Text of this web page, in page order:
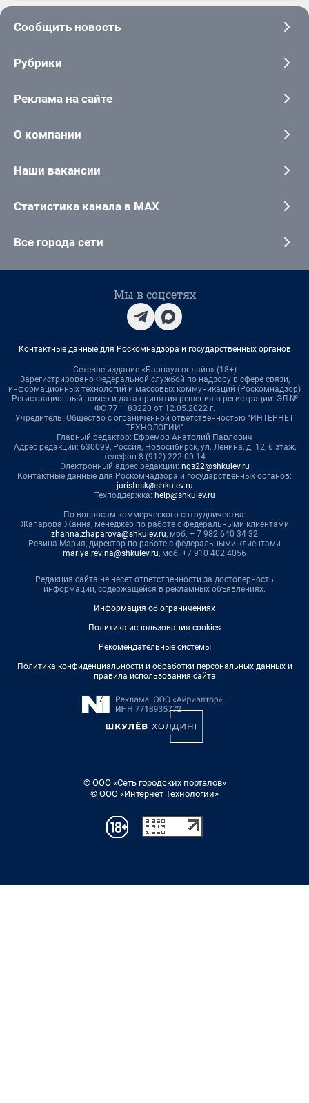
Сообщить новость
Рубрики
Реклама на сайте
О компании
Наши вакансии
Статистика канала в MAX
Все города сети
Мы в соцсетях
Контактные данные для Роскомнадзора и государственных органов
Сетевое издание «Барнаул онлайн» (18+)
Зарегистрировано Федеральной службой по надзору в сфере связи,
информационных технологий и массовых коммуникаций (Роскомнадзор)
Регистрационный номер и дата принятия решения о регистрации: ЭЛ №
ФС 77 – 83220 от 12.05.2022 г.
Учредитель: Общество с ограниченной ответственностью "ИНТЕРНЕТ
ТЕХНОЛОГИИ"
Главный редактор: Ефремов Анатолий Павлович
Адрес редакции: 630099, Россия, Новосибирск, ул. Ленина, д. 12, 6 этаж,
телефон 8 (912) 222-00-14
Электронный адрес редакции: ngs22@shkulev.ru
Контактные данные для Роскомнадзора и государственных органов:
juristnsk@shkulev.ru
Техподдержка: help@shkulev.ru
По вопросам коммерческого сотрудничества:
Жапарова Жанна, менеджер по работе с федеральными клиентами
zhanna.zhaparova@shkulev.ru, моб. + 7 982 640 34 32
Ревина Мария, директор по работе с федеральными клиентами
mariya.revina@shkulev.ru, моб. +7 910 402 4056
Редакция сайта не несет ответственности за достоверность
информации, содержащейся в рекламных объявлениях.
Информация об ограничениях
Политика использования cookies
Рекомендательные системы
Политика конфиденциальности и обработки персональных данных и
правила использования сайта
© ООО «Сеть городских порталов»
© ООО «Интернет Технологии»